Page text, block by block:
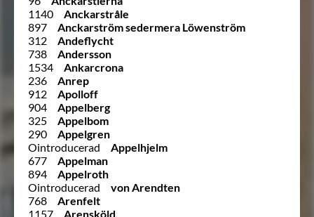
1140
Anckarstråle
897
Anckarström sedermera Löwenström
312
Andeflycht
738
Andersson
1534
Ankarcrona
236
Anrep
912
Apolloff
904
Appelberg
325
Appelbom
290
Appelgren
Ointroducerad
Appelhjelm
677
Appelman
894
Appelroth
Ointroducerad
von Arendten
768
Arenfelt
1157
Arensköld